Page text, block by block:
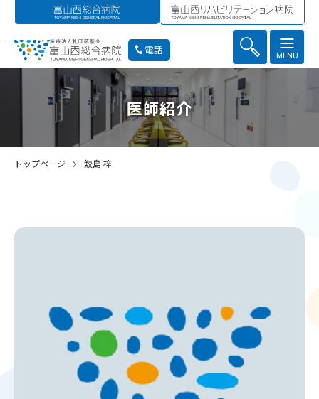
MENU
電話
医師紹介
トップページ 鮫島 梓